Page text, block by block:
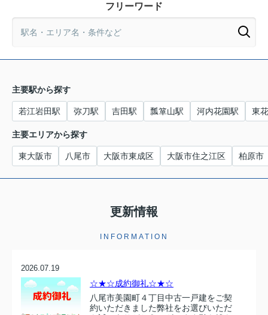
フリーワード
主要駅から探す
若江岩田駅 弥刀駅 吉田駅 瓢箪山駅 河内花園駅 東
主要エリアから探す
東大阪市 八尾市 大阪市東成区 大阪市住之江区 柏原市
更新情報
INFORMATION
2026.07.19
☆★☆成約御礼☆★☆
八尾市美園町４丁目中古一戸建をご契
約いただきました弊社をお選びいただ